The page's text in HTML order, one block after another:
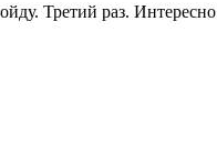
Третий раз.